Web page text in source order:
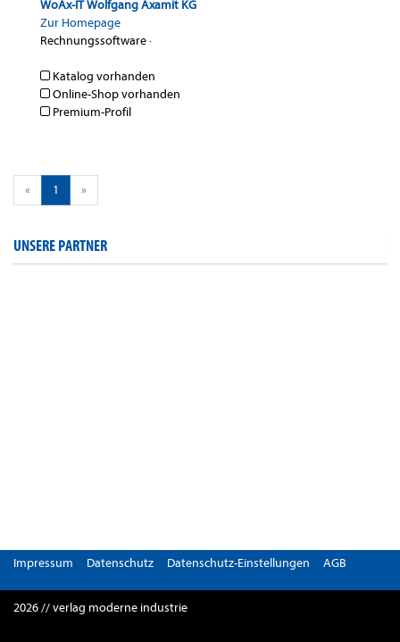
WoAx-IT Wolfgang Axamit KG
Zur Homepage
Rechnungssoftware·
Katalog vorhanden
Online-Shop vorhanden
Premium-Profil
« 1 »
UNSERE PARTNER
Impressum Datenschutz Datenschutz-Einstellungen AGB
2026 // verlag moderne industrie